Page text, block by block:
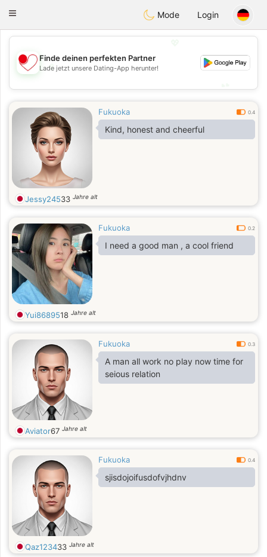
Chat
Toggle
Mode Login
💖
💕
Finde deinen perfekten Partner
Lade jetzt unsere Dating-App herunter!
Fukuoka 0.4
Kind, honest and cheerful
Jessy24533 Jahre alt
Fukuoka 0.2
I need a good man , a cool friend
Yui8689518 Jahre alt
Fukuoka 0.3
A man all work no play now time for
seious relation
Aviator67 Jahre alt
Fukuoka 0.4
sjisdojoifusdofvjhdnv
Qaz123433 Jahre alt